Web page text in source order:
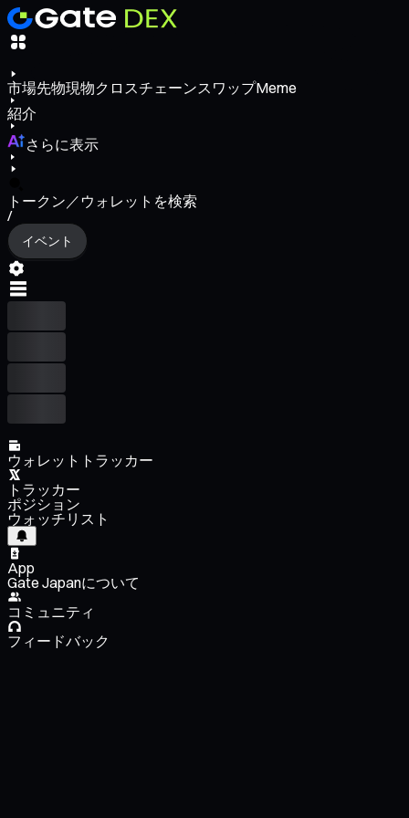
市場先物現物クロスチェーンスワップMeme
紹介
さらに表示
トークン／ウォレットを検索
/
イベント
ウォレットトラッカー
トラッカー
ポジション
ウォッチリスト
App
Gate Japanについて
コミュニティ
フィードバック